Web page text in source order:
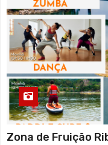
Zona de Fruição